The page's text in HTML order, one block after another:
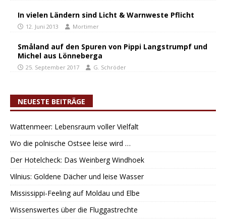
In vielen Ländern sind Licht & Warnweste Pflicht
12. Juni 2013 Mortimer
Småland auf den Spuren von Pippi Langstrumpf und
Michel aus Lönneberga
25. September 2017 G. Schröder
NEUESTE BEITRÄGE
Wattenmeer: Lebensraum voller Vielfalt
Wo die polnische Ostsee leise wird …
Der Hotelcheck: Das Weinberg Windhoek
Vilnius: Goldene Dächer und leise Wasser
Mississippi-Feeling auf Moldau und Elbe
Wissenswertes über die Fluggastrechte